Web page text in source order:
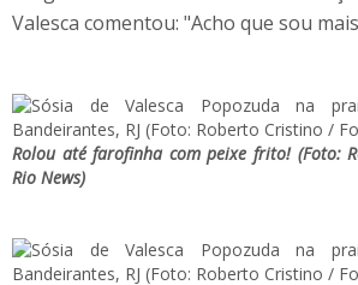
Valesca comentou: "Acho que sou
Rolou até farofinha com peixe frito! (Foto:
Rio News)